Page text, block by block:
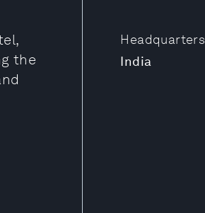
Headquarters
India
the